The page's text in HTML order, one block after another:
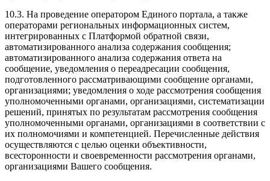
10.3. На проведение оператором Единого портала, а также
операторами региональных информационных систем,
интегрированных с Платформой обратной связи,
автоматизированного анализа содержания сообщения;
автоматизированного анализа содержания ответа на
сообщение, уведомления о переадресации сообщения,
подготовленного рассматривающими сообщение органами,
организациями; уведомления о ходе рассмотрения сообщения
уполномоченными органами, организациями, систематизации
решений, принятых по результатам рассмотрения сообщения
уполномоченными органами, организациями в соответствии с
их полномочиями и компетенцией. Перечисленные действия
осуществляются с целью оценки объективности,
всесторонности и своевременности рассмотрения органами,
организациями Вашего сообщения.